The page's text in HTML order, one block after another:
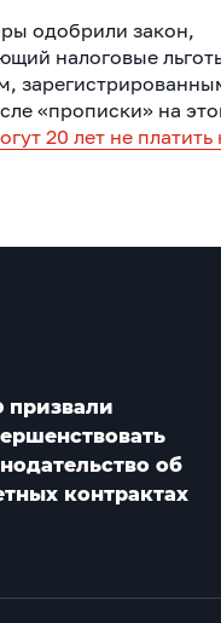
одобрили закон,
налоговые
«прописки» на
20 лет не платить
призвали
об
контрактах